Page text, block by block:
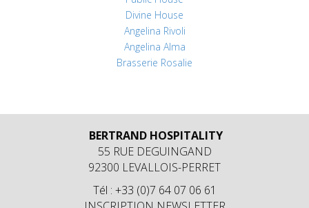
Divine House
Angelina Rivoli
Angelina Alma
Brasserie Rosalie
BERTRAND HOSPITALITY
55 RUE DEGUINGAND
92300 LEVALLOIS-PERRET
Tél : +33 (0)7 64 07 06 61